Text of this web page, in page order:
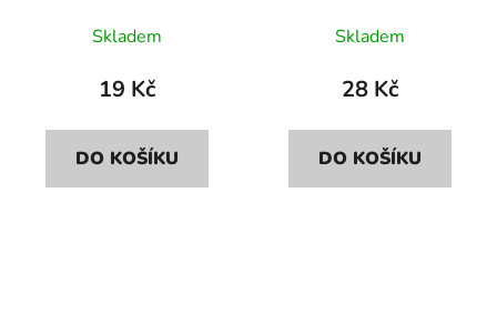
Skladem
19 Kč
DO KOŠÍKU
Skladem
28 Kč
DO KOŠÍKU